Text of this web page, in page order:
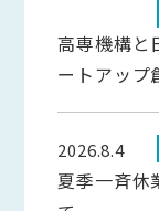
高専機構と
ートアップ
2026.8.4
夏季一斉休